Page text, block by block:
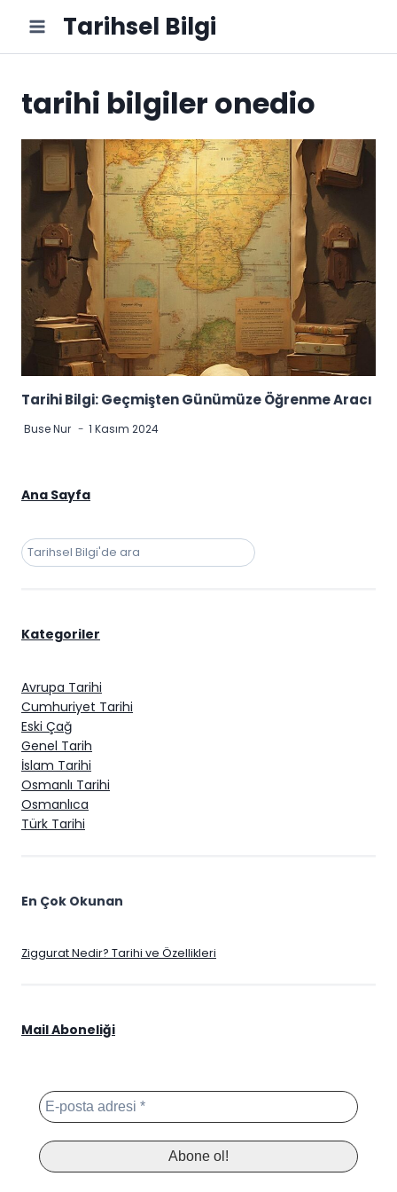
content
Tarihsel Bilgi
tarihi bilgiler onedio
Tarihi Bilgi: Geçmişten Günümüze Öğrenme Aracı
Buse Nur 1 Kasım 2024
Ana Sayfa
Ara
Kategoriler
Avrupa Tarihi
Cumhuriyet Tarihi
Eski Çağ
Genel Tarih
İslam Tarihi
Osmanlı Tarihi
Osmanlıca
Türk Tarihi
En Çok Okunan
Ziggurat Nedir? Tarihi ve Özellikleri
Mail Aboneliği